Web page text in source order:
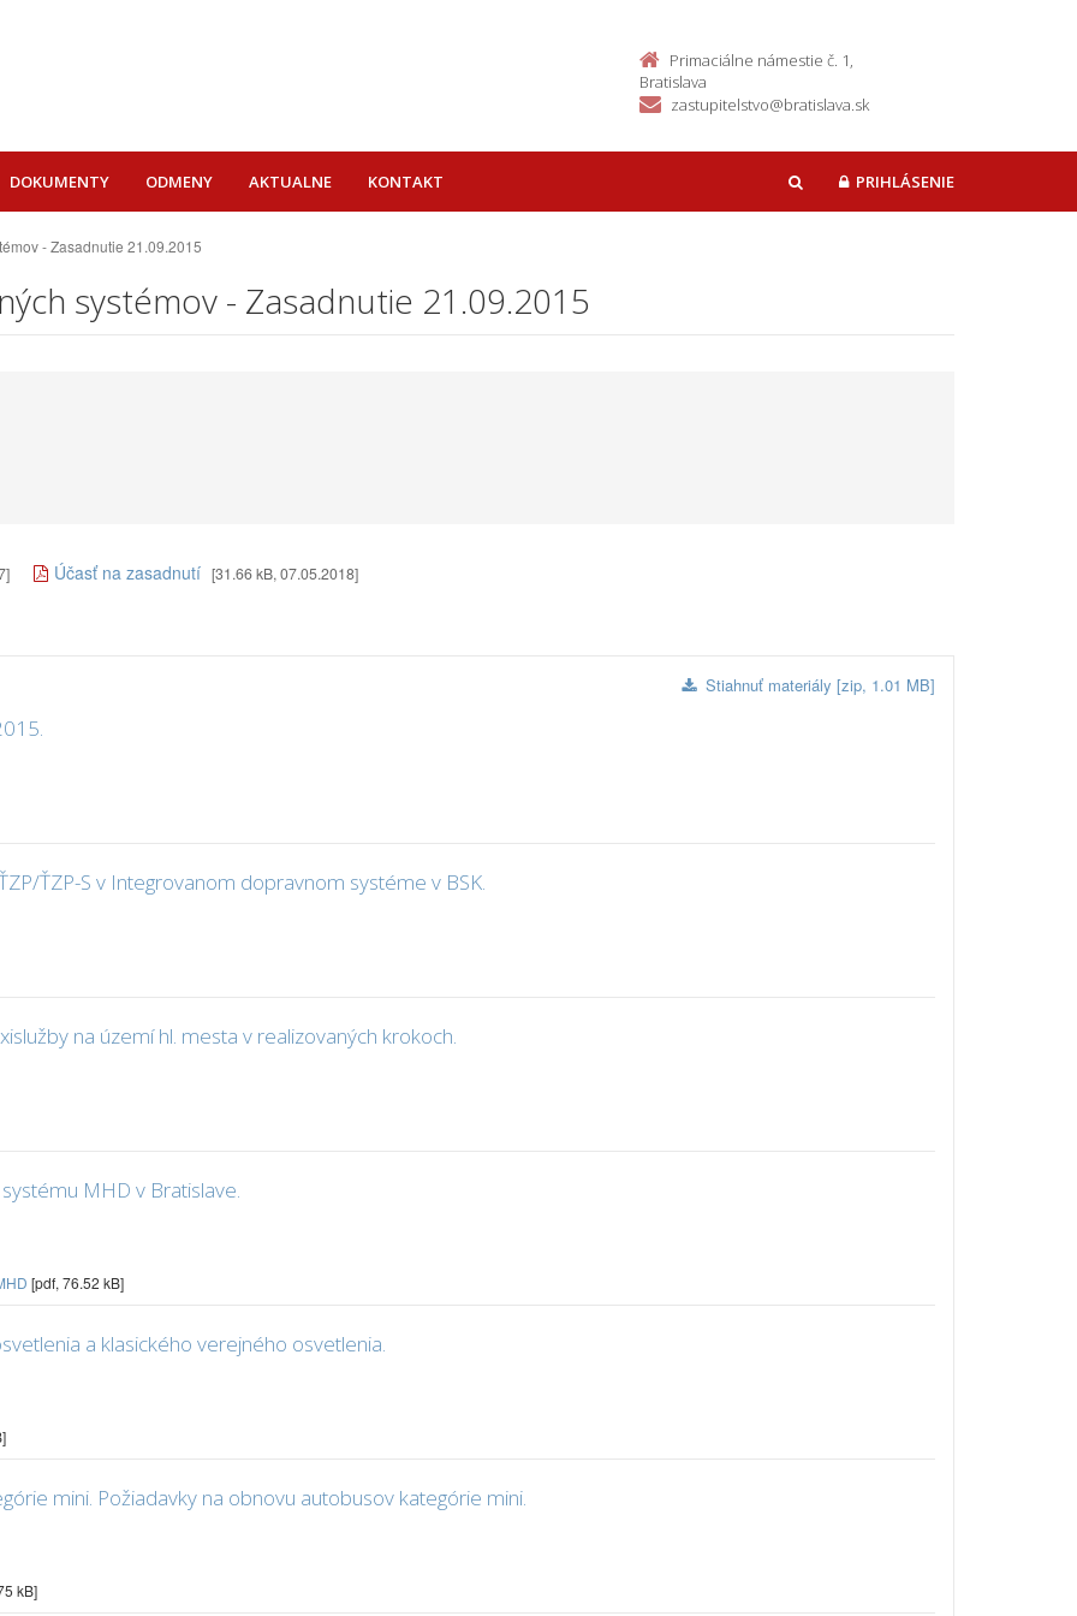
Primaciálne námestie č. 1,
Bratislava
zastupitelstvo@bratislava.sk
DOKUMENTY ODMENY AKTUALNE KONTAKT HĽADAŤPRIHLÁSENIE
- Zasadnutie 21.09.2015
systémov - Zasadnutie 21.09.2015
Účasť na zasadnutí [31.66 kB, 07.05.2018]
Stiahnuť materiály [zip, 1.01 MB]
ŤZP-S v Integrovanom dopravnom systéme v BSK.
na území hl. mesta v realizovaných krokoch.
MHD v Bratislave.
[pdf, 76.52 kB]
a klasického verejného osvetlenia.
mini. Požiadavky na obnovu autobusov kategórie mini.
kB]